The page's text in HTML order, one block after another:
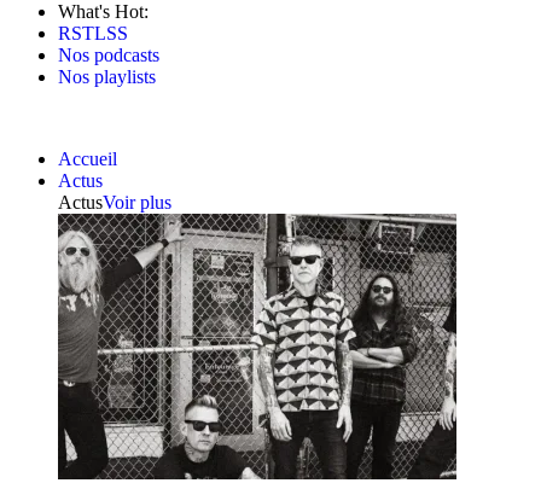
What's Hot:
RSTLSS
Nos podcasts
Nos playlists
Accueil
Actus
ActusVoir plus